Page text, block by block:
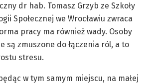
dr hab. Tomasz Grzyb ze Szkoły
Społecznej we Wrocławiu zwraca
pracy ma również wady. Osoby
są zmuszone do łączenia ról, a to
stresu.
w tym samym miejscu, na małej